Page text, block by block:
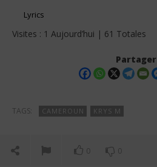
Lyrics
Visites : 1 Aujourd’hui | 61 Totales
Partager
TAGS: CAMEROUN KRYS M
0 0